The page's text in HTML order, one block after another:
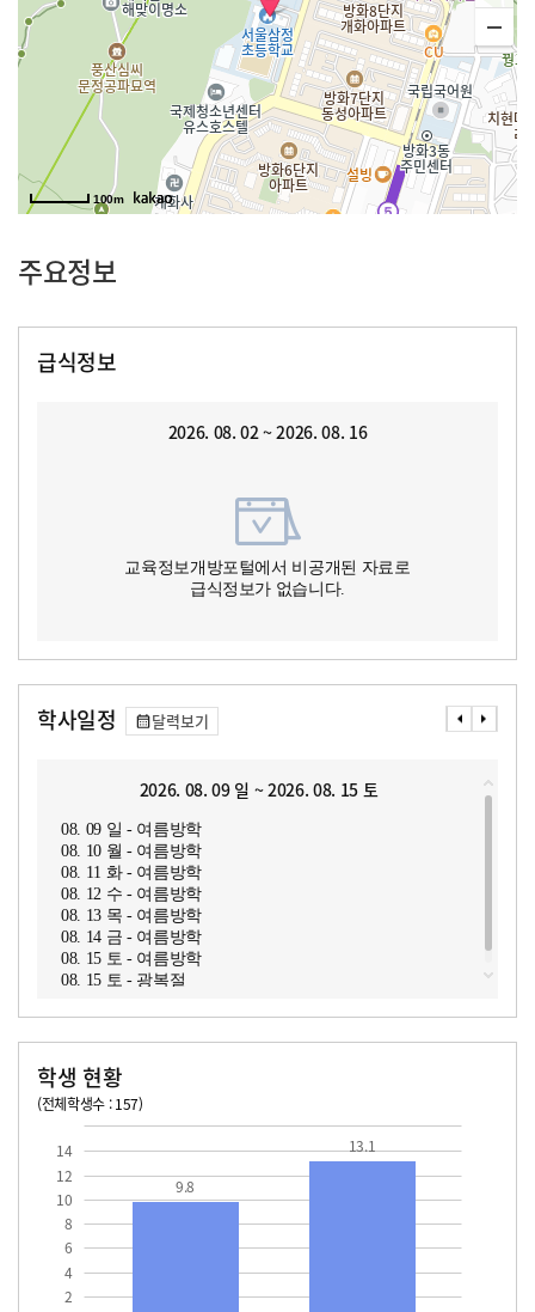
100m
주요정보
급식정보
2026. 08. 02 ~ 2026. 08. 16
교육정보개방포털에서 비공개된 자료로
급식정보가 없습니다.
학사일정 달력보기
2026. 08. 09 일 ~ 2026. 08. 15 토
08. 09 일 - 여름방학
08. 10 월 - 여름방학
08. 11 화 - 여름방학
08. 12 수 - 여름방학
08. 13 목 - 여름방학
08. 14 금 - 여름방학
08. 15 토 - 여름방학
08. 15 토 - 광복절
학생 현황
(전체학생수 : 157)
2
4
6
8
10
12
14
9.8
13.1